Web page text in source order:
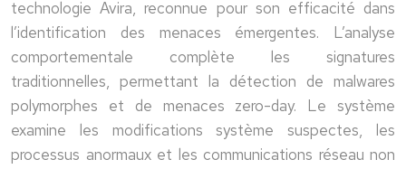
technologie Avira, reconnue pour son efficacité dans
l’identification des menaces émergentes. L’analyse
comportementale complète les signatures
traditionnelles, permettant la détection de malwares
polymorphes et de menaces zero-day. Le système
examine les modifications système suspectes, les
processus anormaux et les communications réseau non